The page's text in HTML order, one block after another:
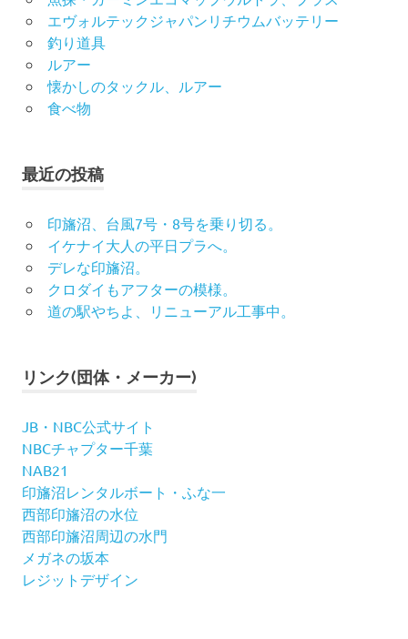
エヴォルテックジャパンリチウムバッテリー
釣り道具
ルアー
懐かしのタックル、ルアー
食べ物
最近の投稿
印旛沼、台風7号・8号を乗り切る。
イケナイ大人の平日プラへ。
デレな印旛沼。
クロダイもアフターの模様。
道の駅やちよ、リニューアル工事中。
リンク(団体・メーカー)
JB・NBC公式サイト
NBCチャプター千葉
NAB21
印旛沼レンタルボート・ふな一
西部印旛沼の水位
西部印旛沼周辺の水門
メガネの坂本
レジットデザイン